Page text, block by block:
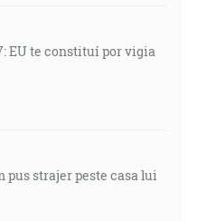
EU te constituí por vigia
pus strajer peste casa lui